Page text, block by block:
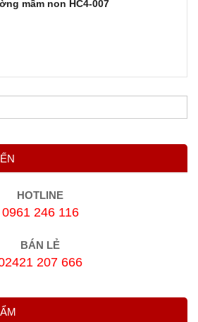
mầm non HC4-007
HOTLINE
0961 246 116
BÁN LẺ
207 666